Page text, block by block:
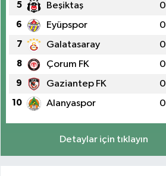
5 Beşiktaş 0
6 Eyüpspor 0
7 Galatasaray 0
8 Çorum FK 0
9 Gaziantep FK 0
10 Alanyaspor 0
Detaylar için tıklayın